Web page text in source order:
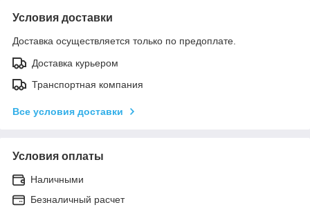
Условия доставки
Доставка осуществляется только по предоплате.
Доставка курьером
Транспортная компания
Все условия доставки
Условия оплаты
Наличными
Безналичный расчет